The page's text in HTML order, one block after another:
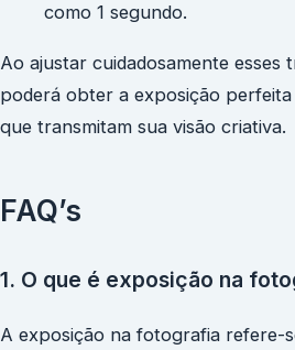
como 1 segundo.
Ao ajustar cuidadosamente esses
poderá obter a exposição
que transmitam sua visão criativa.
FAQ’s
1. O que é exposição na
A exposição na fotografia refere-